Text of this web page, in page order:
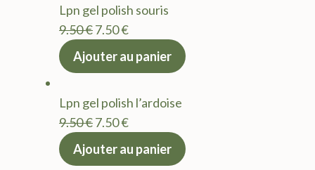
9.50 €.7.50 €.
Lpn gel polish souris
9.50€Le
prix
9.50 €.
7.50€Le
actuel
7.50 €.
Ajouter au panier
Lpn gel polish l’ardoise
9.50€Le
prix
7.50€Le
actuel
Ajouter au panier